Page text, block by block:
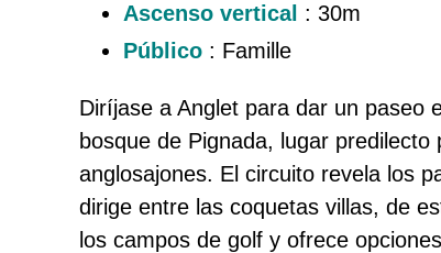
Ascenso vertical : 30m
Público : Famille
Diríjase a Anglet para dar un paseo
bosque de Pignada, lugar
anglosajones. El circuito revela los
dirige entre las coquetas villas, de
los campos de golf y ofrece